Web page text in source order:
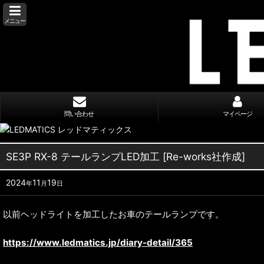
メニュー
問い合わせ マイページ
SE3P RX-8 テールランプLED加工 [Re-works社作成]
2024年11 月 19 日
以前ヘッドライトを加工したお車のテールランプです。
https://www.ledmatics.jp/diary-detail/365